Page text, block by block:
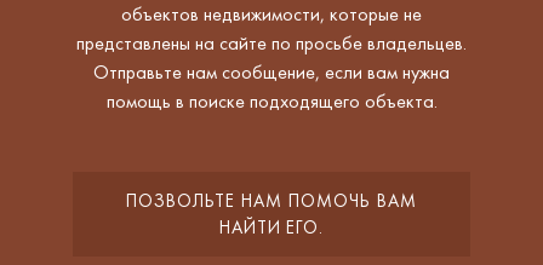
объектов недвижимости, которые не
представлены на сайте по просьбе владельцев.
Отправьте нам сообщение, если вам нужна
помощь в поиске подходящего объекта.
ПОЗВОЛЬТЕ НАМ ПОМОЧЬ ВАМ
НАЙТИ ЕГО.